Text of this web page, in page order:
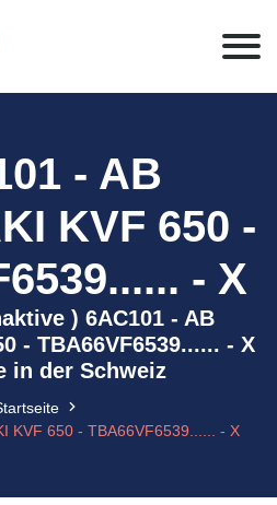
- AB
KVF 650 -
- X
) 6AC101 - AB
- TBA66VF6539...... - X
in der Schweiz
KVF 650 - TBA66VF6539...... - X